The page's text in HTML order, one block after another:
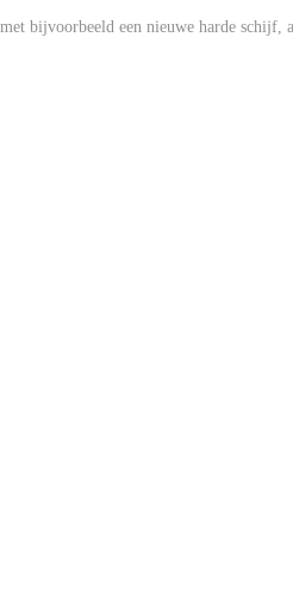
bijvoorbeeld een nieuwe harde schijf,